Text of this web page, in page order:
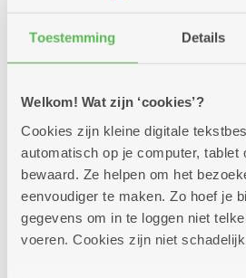
Toestemming Details
Welkom! Wat zijn ‘cookies’?
Cookies zijn kleine digitale
automatisch op je computer, tablet
bewaard. Ze helpen om het
eenvoudiger te maken. Zo hoef je
gegevens om in te loggen niet
voeren. Cookies zijn niet
Kies een buurt
1880 Kapelle-op-den-Bos
2018 Antwerpen
2020 Antwerpen
2030 Antwerpen
2040 Berendrecht
We hebben 1 activiteit gevonden.
Binnenkort
woensdag
7 -